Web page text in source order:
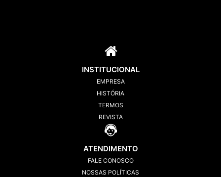
INSTITUCIONAL
EMPRESA
HISTÓRIA
TERMOS
REVISTA
ATENDIMENTO
FALE CONOSCO
NOSSAS POLÍTICAS